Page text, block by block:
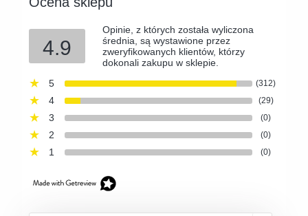
4.9
Opinie, z których została wyliczona
średnia, są wystawione przez
zweryfikowanych klientów, którzy
dokonali zakupu w sklepie.
5
(312)
4 (29)
3 (0)
2 (0)
1 (0)